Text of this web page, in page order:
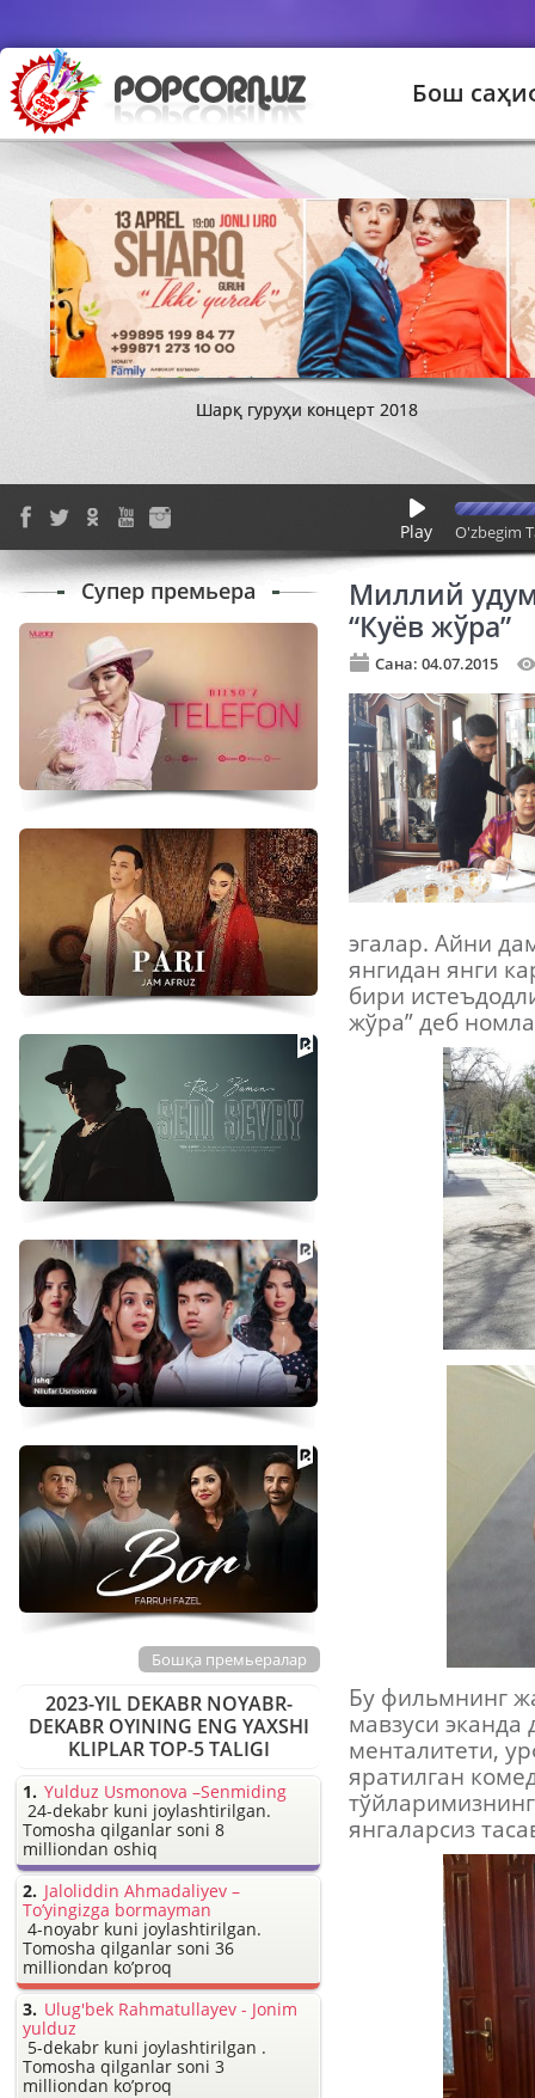
Бош
Шарқ гуруҳи концерт 2018
Play O'zbegim
Миллий
“Куёв жўра”
Сана: 04.07.2015
эгалар. Айни
янгидан янги
бири
жўра” деб
Бу фильмнинг
мавзуси эканда
менталитети,
яратилган
янгаларсиз
Супер премьера
Бошқа премьералар
2023-YIL DEKABR NOYABR-
DEKABR OYINING ENG YAXSHI
KLIPLAR TOP-5 TALIGI
Yulduz Usmonova –Senmiding
24-dekabr kuni joylashtirilgan.
Tomosha qilganlar soni 8
milliondan oshiq
Jaloliddin Ahmadaliyev –
To’yingizga bormayman
4-noyabr kuni joylashtirilgan.
Tomosha qilganlar soni 36
milliondan ko’proq
Ulug'bek Rahmatullayev - Jonim
yulduz
5-dekabr kuni joylashtirilgan .
Tomosha qilganlar soni 3
milliondan ko’proq